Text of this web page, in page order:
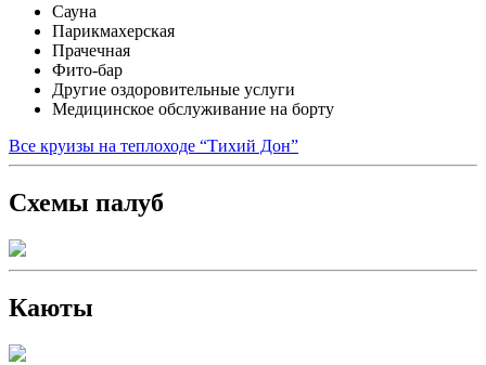
Сауна
Парикмахерская
Прачечная
Фито-бар
Другие оздоровительные услуги
Медицинское обслуживание на борту
Все круизы на теплоходе “Тихий Дон”
Схемы палуб
Каюты